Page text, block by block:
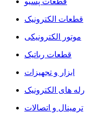
قطعات الکترونیک
موتور الکترونیکی
قطعات رباتیک
ابزار و تجهیزات
رله های الکترونیک
ترمینال و اتصالات